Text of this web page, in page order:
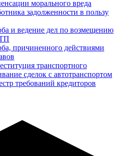
морального вреда
задолженности в пользу
и ведение дел по возмещению
причиненного действиями
транспортного
сделок с автотранспортом
требований кредиторов